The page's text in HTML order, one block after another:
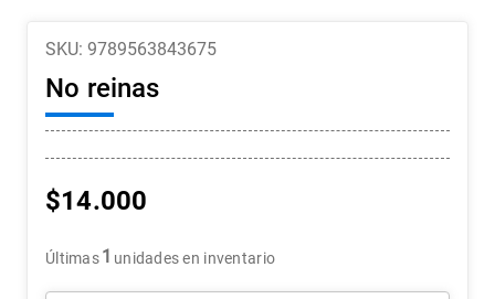
historia
SKU: 9789563843675
No reinas
$14.000
Últimas1 unidades en inventario